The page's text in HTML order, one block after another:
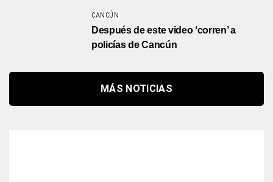
CANCÚN
Después de este video ‘corren’ a
policías de Cancún
MÁS NOTICIAS